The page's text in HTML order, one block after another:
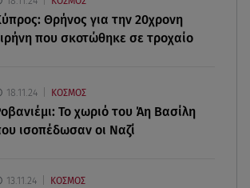
Θρήνος για την 20χρονη
που σκοτώθηκε σε τροχαίο
18.11.24 ΚΟΣΜΟΣ
Το χωριό του Άη Βασίλη
ισοπέδωσαν οι Ναζί
13.11.24 ΚΟΣΜΟΣ